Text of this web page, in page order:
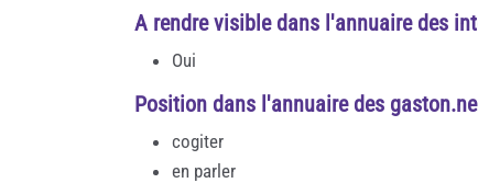
A rendre visible dans l'annuaire des
Oui
Position dans l'annuaire des
cogiter
en parler